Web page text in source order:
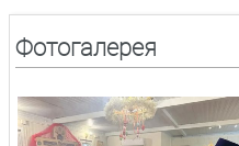
Фотогалерея